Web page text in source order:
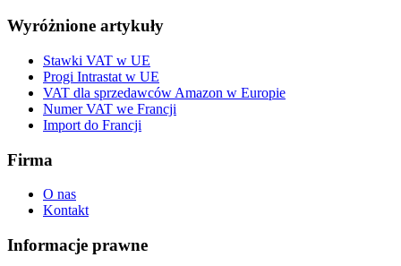
Wyróżnione artykuły
Stawki VAT w UE
Progi Intrastat w UE
VAT dla sprzedawców Amazon w Europie
Numer VAT we Francji
Import do Francji
Firma
O nas
Kontakt
Informacje prawne